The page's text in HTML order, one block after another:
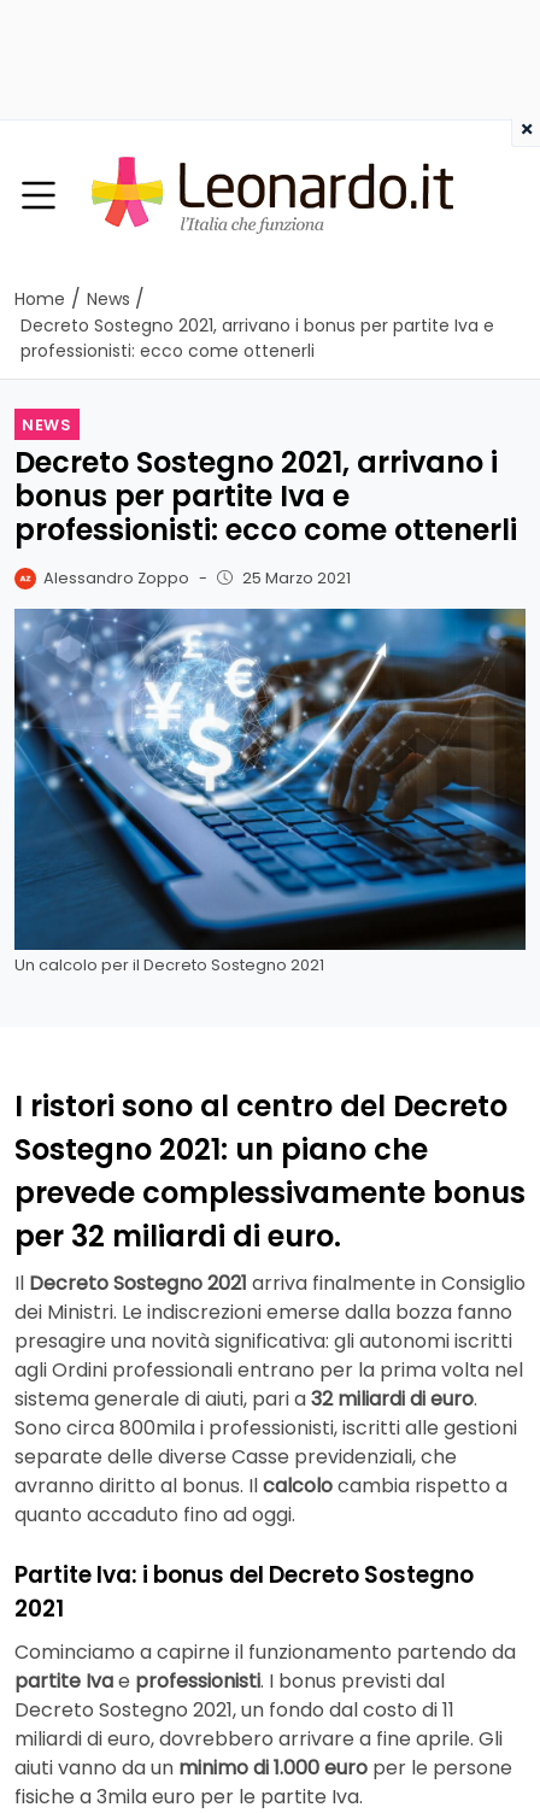
Home / News /
Decreto Sostegno 2021, arrivano i bonus per partite Iva e
professionisti: ecco come ottenerli
NEWS
Decreto Sostegno 2021, arrivano i
bonus per partite Iva e
professionisti: ecco come ottenerli
Alessandro Zoppo - 25 Marzo 2021
Un calcolo per il Decreto Sostegno 2021
I ristori sono al centro del Decreto
Sostegno 2021: un piano che
prevede complessivamente bonus
per 32 miliardi di euro.
Il Decreto Sostegno 2021 arriva finalmente in Consiglio
dei Ministri. Le indiscrezioni emerse dalla bozza fanno
presagire una novità significativa: gli autonomi iscritti
agli Ordini professionali entrano per la prima volta nel
sistema generale di aiuti, pari a32 miliardi di euro.
Sono circa 800mila i professionisti, iscritti alle gestioni
separate delle diverse Casse previdenziali, che
avranno diritto al bonus. Ilcalcolocambia rispetto a
quanto accaduto fino ad oggi.
Partite Iva: i bonus del Decreto Sostegno
2021
Cominciamo a capirne il funzionamento partendo da
partite Ivae professionisti. I bonus previsti dal
Decreto Sostegno 2021, un fondo dal costo di 11
miliardi di euro, dovrebbero arrivare a fine aprile. Gli
aiuti vanno da un minimo di 1.000 euro per le persone
fisiche a 3mila euro per le partite Iva.
×